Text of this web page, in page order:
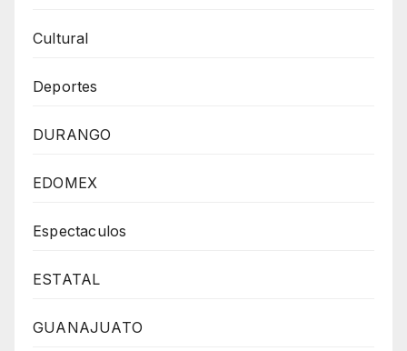
Cultural
Deportes
DURANGO
EDOMEX
Espectaculos
ESTATAL
GUANAJUATO